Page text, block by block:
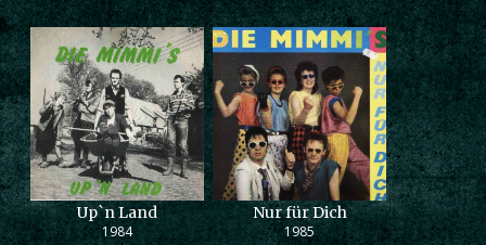
Up`n Land
1984
Nur für Dich
1985